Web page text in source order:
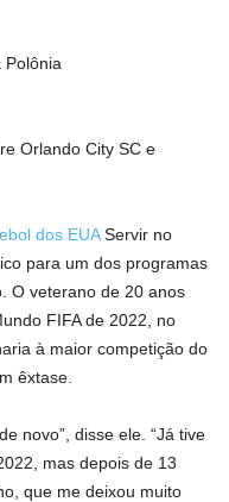
Polônia
Orlando City SC e
dos EUAServir no
para um dos programas
O veterano de 20 anos
FIFA de 2022, no
à maior competição do
êxtase.
novo”, disse ele. “Já tive
mas depois de 13
que me deixou muito